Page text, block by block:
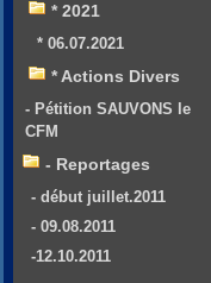
* 2021
* 06.07.2021
* Actions Divers
- Pétition SAUVONS le
CFM
- Reportages
- début juillet.2011
- 09.08.2011
-12.10.2011